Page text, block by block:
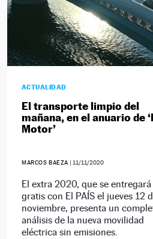
ACTUALIDAD
El transporte limpio del
mañana, en el anuario de
Motor’
MARCOS BAEZA | 11/11/2020
El extra 2020, que se entregará
gratis con El PAÍS el jueves 12
noviembre, presenta un
análisis de la nueva movilidad
eléctrica sin emisiones.